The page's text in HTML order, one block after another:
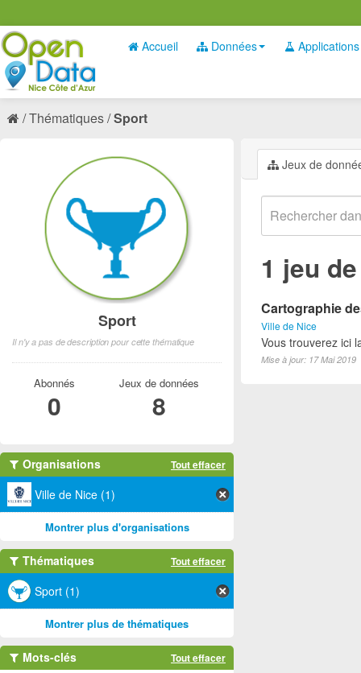
Accueil Données Applications
Thématiques Sport
Jeux de
1 jeu
Cartographie
Ville de Nice
Vous trouverez ici
Mise à jour: 17 Mai 2019
Sport
Il n'y a pas de description pour cette thématique
Abonnés
0
Jeux de données
8
Organisations Tout effacer
Ville de Nice (1)
Montrer plus d'organisations
Thématiques Tout effacer
Sport (1)
Montrer plus de thématiques
Mots-clés Tout effacer